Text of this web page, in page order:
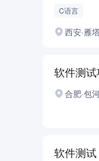
C语言
西安·雁
软件测
合肥·包
软件测试